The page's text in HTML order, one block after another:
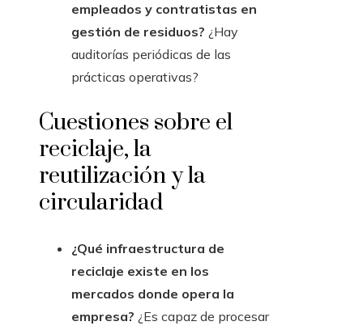
empleados y contratistas en
gestión de residuos? ¿Hay
auditorías periódicas de las
prácticas operativas?
Cuestiones sobre el
reciclaje, la
reutilización y la
circularidad
¿Qué infraestructura de
reciclaje existe en los
mercados donde opera la
empresa? ¿Es capaz de procesar